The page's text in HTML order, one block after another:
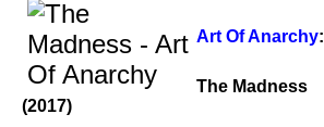
Art Of Anarchy:
The Madness
(2017)